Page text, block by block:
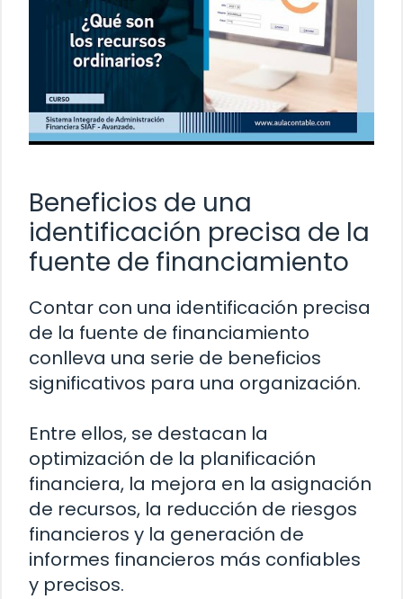
Beneficios de una
identificación precisa de la
fuente de financiamiento
Contar con una identificación precisa
de la fuente de financiamiento
conlleva una serie de beneficios
significativos para una organización.
Entre ellos, se destacan la
optimización de la planificación
financiera, la mejora en la asignación
de recursos, la reducción de riesgos
financieros y la generación de
informes financieros más confiables
y precisos.